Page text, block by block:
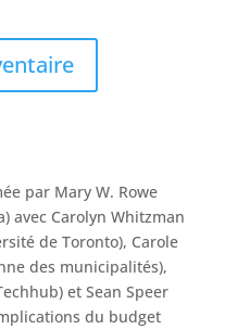
par Mary W. Rowe
avec Carolyn Whitzman
de Toronto), Carole
des municipalités),
et Sean Speer
du budget